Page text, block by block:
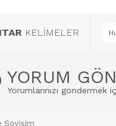
KELİMELER
YORUM
Yorumlarınızı göndermek